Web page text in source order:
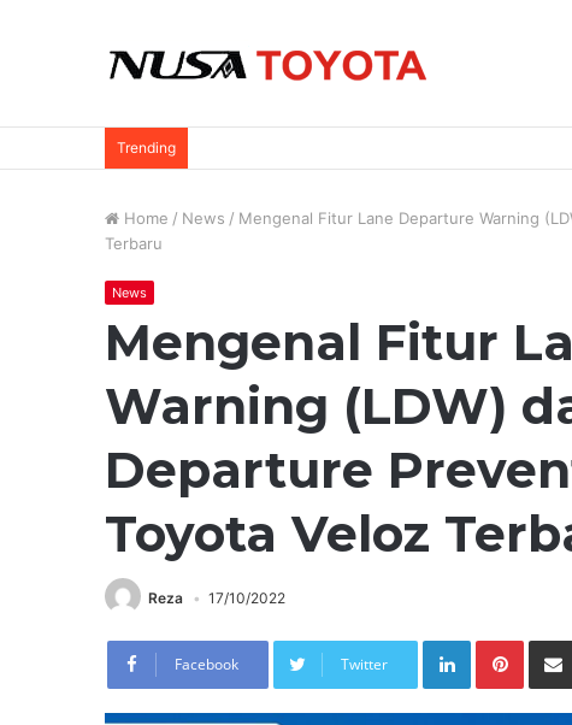
Trending
Home / News / Mengenal Fitur Lane Departure Warning
Terbaru
News
Mengenal Fitur
Warning (LDW)
Departure
Toyota Veloz
Reza 17/10/2022
Facebook Twitter
LinkedIn